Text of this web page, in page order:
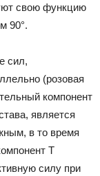
свою функцию
90°.
сил,
(розовая
компонент
является
в то время
Т
силу при